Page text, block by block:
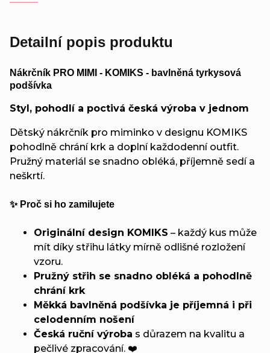
Detailní popis produktu
Nákrčník PRO MIMI - KOMIKS - bavlněná tyrkysová
podšívka
Styl, pohodlí a poctivá česká výroba v jednom
Dětský nákrčník pro miminko v designu KOMIKS
pohodlně chrání krk a doplní každodenní outfit.
Pružný materiál se snadno obléká, příjemně sedí a
neškrtí.
✨ Proč si ho zamilujete
Originální design KOMIKS – každý kus může
mít díky střihu látky mírně odlišné rozložení
vzoru.
Pružný střih se snadno obléká a pohodlně
chrání krk
Měkká bavlněná podšívka je příjemná i při
celodenním nošení
Česká ruční výroba s důrazem na kvalitu a
pečlivé zpracování. ❤️